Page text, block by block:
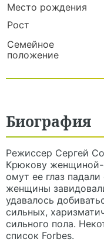
Место рождения
Рост
Семейное
положение
Биография
Режиссер Сергей
Крюкову женщиной-
омут ее глаз
женщины
удавалось
сильных,
сильного пола.
список Forbes.